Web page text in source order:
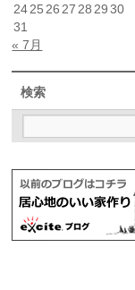
2425 26 27 28 29 30
31
« 7月
検索